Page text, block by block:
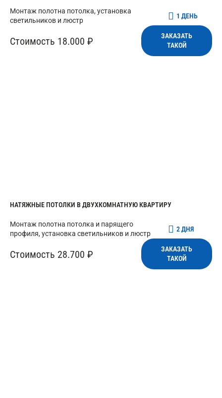
Монтаж полотна потолка, установка
светильников и люстр
1 ДЕНЬ
Стоимость 18.000 ₽
ЗАКАЗАТЬ
ТАКОЙ
НАТЯЖНЫЕ ПОТОЛКИ В ДВУХКОМНАТНУЮ КВАРТИРУ
Монтаж полотна потолка и парящего
профиля, установка светильников и люстр
2 ДНЯ
Стоимость 28.700 ₽
ЗАКАЗАТЬ
ТАКОЙ